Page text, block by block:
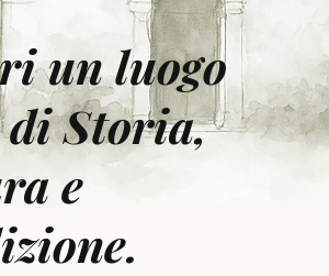
un luogo
Storia,
e